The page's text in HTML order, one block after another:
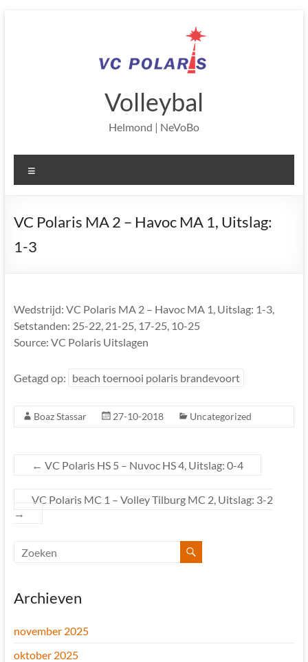
Volleybal
Helmond | NeVoBo
VC Polaris MA 2 – Havoc MA 1, Uitslag:
1-3
Wedstrijd: VC Polaris MA 2 – Havoc MA 1, Uitslag: 1-3,
Setstanden: 25-22, 21-25, 17-25, 10-25
Source: VC Polaris Uitslagen
Getagd op: beach toernooi polaris brandevoort
Boaz Stassar 27-10-2018 Uncategorized
← VC Polaris HS 5 – Nuvoc HS 4, Uitslag: 0-4
VC Polaris MC 1 – Volley Tilburg MC 2, Uitslag: 3-2
→
Archieven
november 2025
oktober 2025